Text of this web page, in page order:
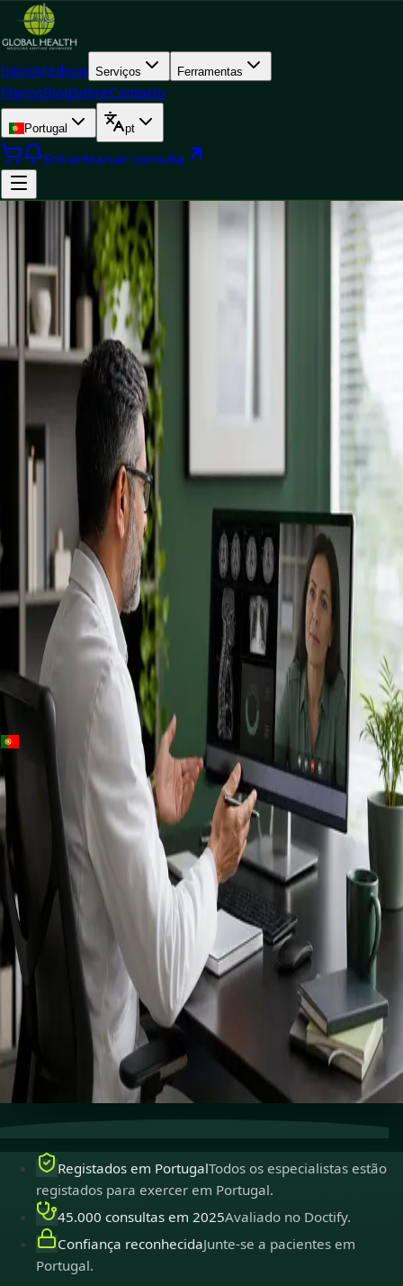
InícioMédicos Serviços Ferramentas
PlanosBlogSobreContacto
Portugal pt
EntrarMarcar consulta
++
Portugal · Especialistas
Specialist
consultation
Connect with specialists across cardiology, dermatology,
nutrition and more.
Book specialist consultation Ver perfis
Cuidados especializadosConecte-se com especialistas
experientes online.
Registados em Portugal
Médicos registados para
exercer em Portugal.
Consultas segurasPrivadas, confidenciais e fáceis de
Registados em PortugalTodos os especialistas estão
registados para exercer em Portugal.
45.000 consultas em 2025Avaliado no Doctify.
Confiança reconhecidaJunte-se a pacientes em
Portugal.